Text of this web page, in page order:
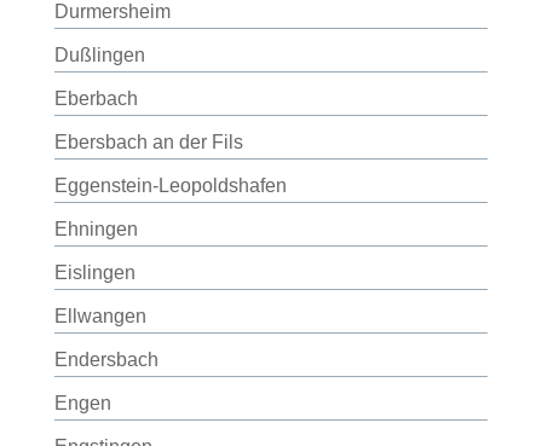
Durmersheim
Dußlingen
Eberbach
Ebersbach an der Fils
Eggenstein-Leopoldshafen
Ehningen
Eislingen
Ellwangen
Endersbach
Engen